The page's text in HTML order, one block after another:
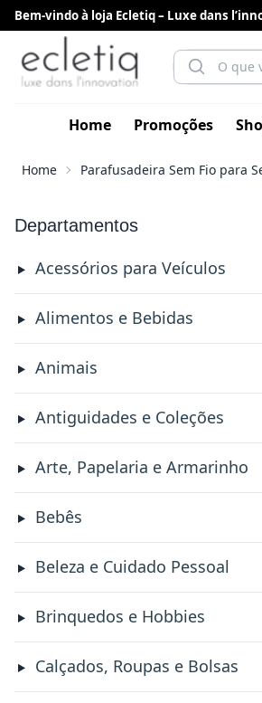
Bem-vindo à loja Ecletiq – Luxe dans
Home Promoções
Home Parafusadeira Sem Fio para
Departamentos
Acessórios para Veículos
Alimentos e Bebidas
Animais
Antiguidades e Coleções
Arte, Papelaria e Armarinho
Bebês
Beleza e Cuidado Pessoal
Brinquedos e Hobbies
Calçados, Roupas e Bolsas